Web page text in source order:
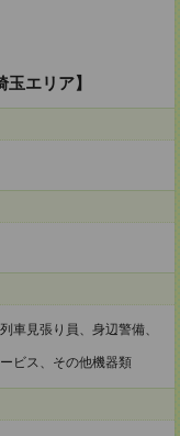
エリア】
車見張り員、身辺警備、
ビス、その他機器類